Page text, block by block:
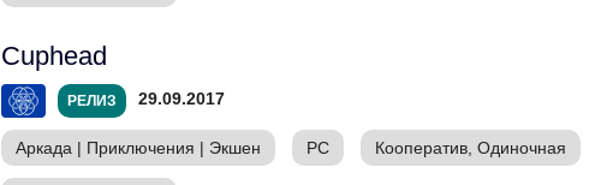
Cuphead
РЕЛИЗ 29.09.2017
Аркада | Приключения | Экшен PC Кооператив, Одиночная